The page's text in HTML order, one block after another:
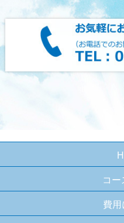
コー
費用